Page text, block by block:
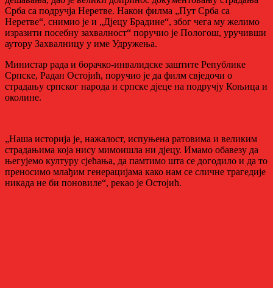
Срба са подручја Неретве. Након филма „Пут Срба са
Неретве“, снимио је и „Дјецу Брадине“, због чега му желимо
изразити посебну захвалност“ поручио је Пологош, уручивши
аутору Захвалницу у име Удружења.
Министар рада и борачко-инвалидске заштите Републике
Српске, Радан Остојић, поручио је да филм свједочи о
страдању српског народа и српске дјеце на подручју Коњица и
околине.
„Наша историја је, нажалост, испуњена ратовима и великим
страдањима која нису мимоишла ни дјецу. Имамо обавезу да
његујемо културу сјећања, да памтимо шта се догодило и да то
преносимо млађим генерацијама како нам се сличне трагедије
никада не би поновиле“, рекао је Остојић.